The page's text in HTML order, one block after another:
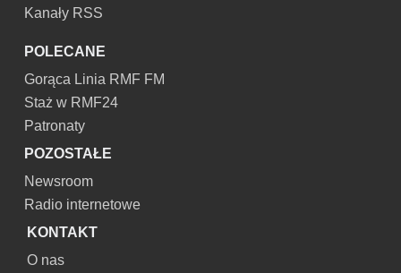
Kanały RSS
POLECANE
Gorąca Linia RMF FM
Staż w RMF24
Patronaty
POZOSTAŁE
Newsroom
Radio internetowe
KONTAKT
O nas